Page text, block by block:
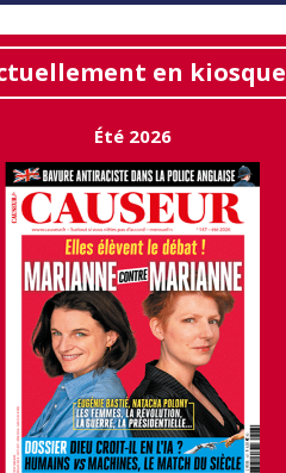
en kiosque
Été 2026